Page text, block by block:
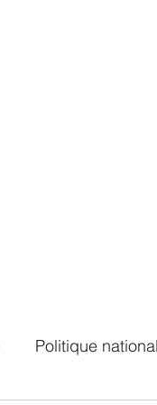
Politique